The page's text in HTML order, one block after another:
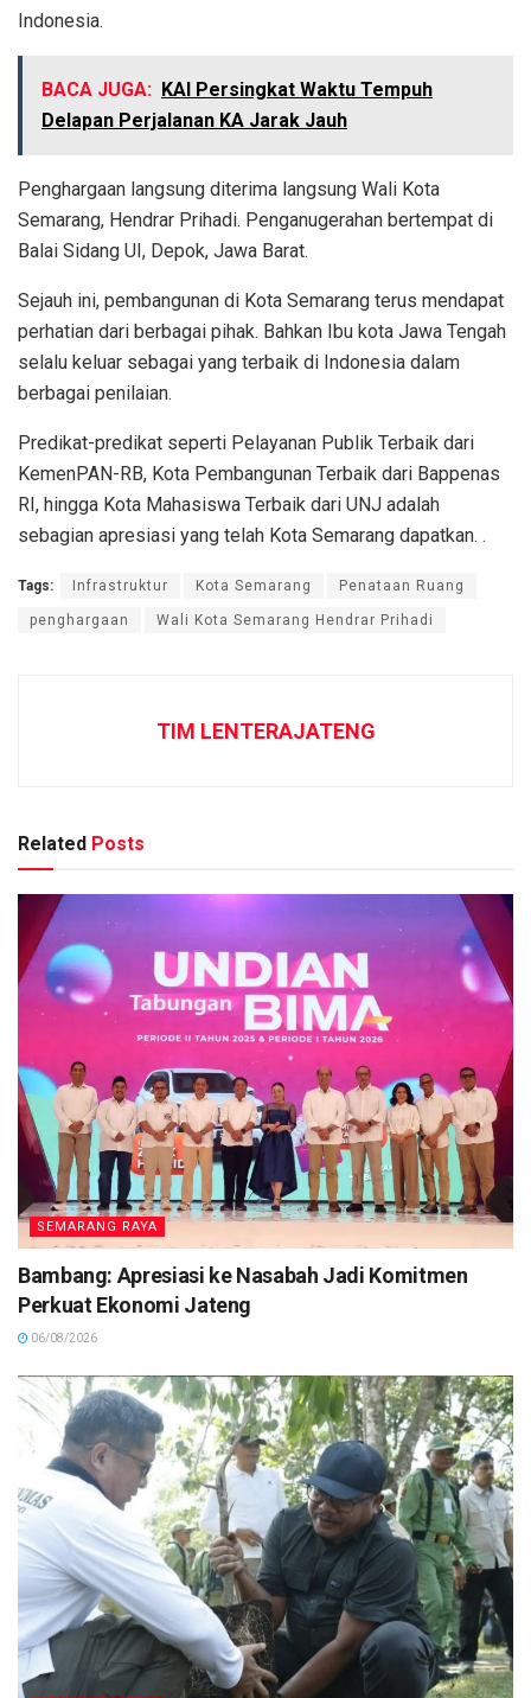
Indonesia.
BACA JUGA: KAI Persingkat Waktu Tempuh
Delapan Perjalanan KA Jarak Jauh
Penghargaan langsung diterima langsung Wali Kota
Semarang, Hendrar Prihadi. Penganugerahan bertempat di
Balai Sidang UI, Depok, Jawa Barat.
Sejauh ini, pembangunan di Kota Semarang terus mendapat
perhatian dari berbagai pihak. Bahkan Ibu kota Jawa Tengah
selalu keluar sebagai yang terbaik di Indonesia dalam
berbagai penilaian.
Predikat-predikat seperti Pelayanan Publik Terbaik dari
KemenPAN-RB, Kota Pembangunan Terbaik dari Bappenas
RI, hingga Kota Mahasiswa Terbaik dari UNJ adalah
sebagian apresiasi yang telah Kota Semarang dapatkan. .
Tags: Infrastruktur Kota Semarang Penataan Ruang
penghargaan Wali Kota Semarang Hendrar Prihadi
TIM LENTERAJATENG
Related Posts
SEMARANG RAYA
Bambang: Apresiasi ke Nasabah Jadi Komitmen
Perkuat Ekonomi Jateng
06/08/2026